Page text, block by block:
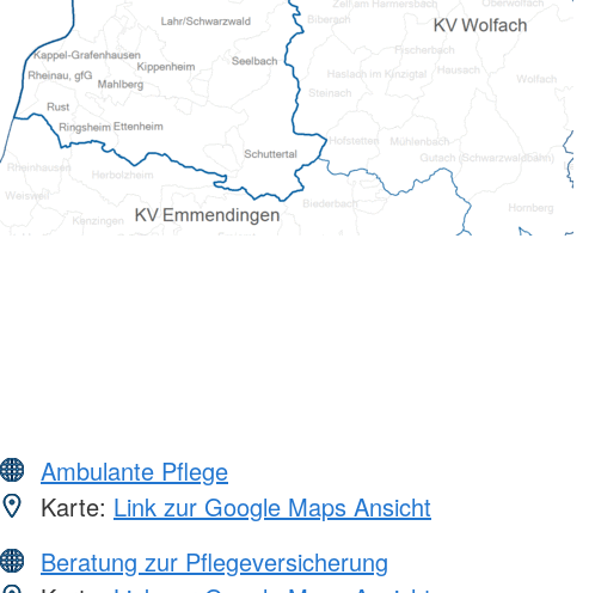
Ambulante Pflege
Karte: Link zur Google Maps Ansicht
Beratung zur Pflegeversicherung